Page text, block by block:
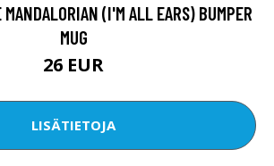
MANDALORIAN (I'M ALL EARS) BUMPER
MUG
26 EUR
LISÄTIETOJA